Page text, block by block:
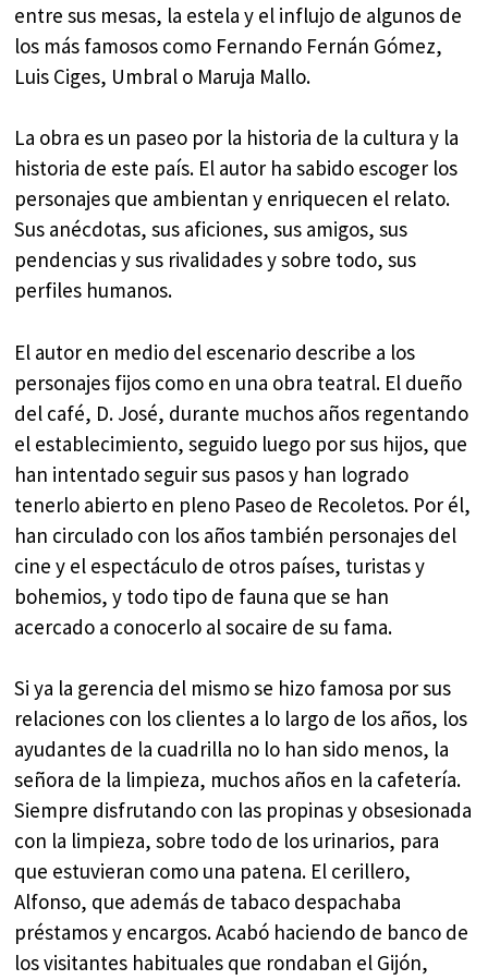
entre sus mesas, la estela y el influjo de algunos de
los más famosos como Fernando Fernán Gómez,
Luis Ciges, Umbral o Maruja Mallo.
La obra es un paseo por la historia de la cultura y la
historia de este país. El autor ha sabido escoger los
personajes que ambientan y enriquecen el relato.
Sus anécdotas, sus aficiones, sus amigos, sus
pendencias y sus rivalidades y sobre todo, sus
perfiles humanos.
El autor en medio del escenario describe a los
personajes fijos como en una obra teatral. El dueño
del café, D. José, durante muchos años regentando
el establecimiento, seguido luego por sus hijos, que
han intentado seguir sus pasos y han logrado
tenerlo abierto en pleno Paseo de Recoletos. Por él,
han circulado con los años también personajes del
cine y el espectáculo de otros países, turistas y
bohemios, y todo tipo de fauna que se han
acercado a conocerlo al socaire de su fama.
Si ya la gerencia del mismo se hizo famosa por sus
relaciones con los clientes a lo largo de los años, los
ayudantes de la cuadrilla no lo han sido menos, la
señora de la limpieza, muchos años en la cafetería.
Siempre disfrutando con las propinas y obsesionada
con la limpieza, sobre todo de los urinarios, para
que estuvieran como una patena. El cerillero,
Alfonso, que además de tabaco despachaba
préstamos y encargos. Acabó haciendo de banco de
los visitantes habituales que rondaban el Gijón,